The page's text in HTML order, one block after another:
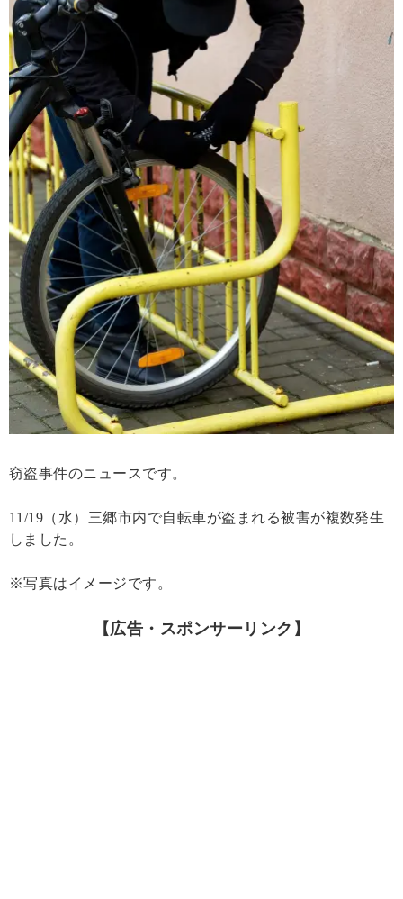
窃盗事件のニュースです。
11/19（水）三郷市内で自転車が盗まれる被害が複数発生
しました。
※写真はイメージです。
【広告・スポンサーリンク】